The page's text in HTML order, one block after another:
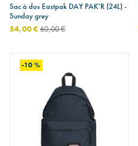
Sac à dos Eastpak DAY PAK'R (24L) -
Sunday grey
54,00 €60,00 €
-10 %